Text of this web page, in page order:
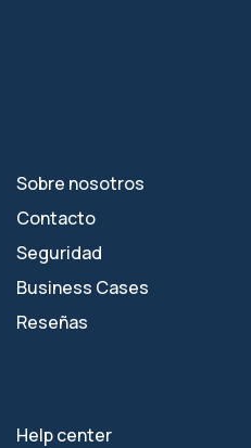
Sobre nosotros
Contacto
Seguridad
Business Cases
Reseñas
Help center